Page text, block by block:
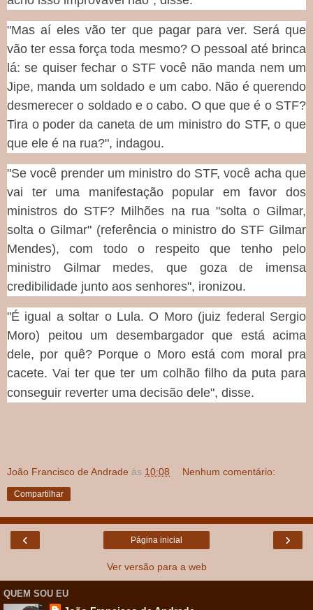
"Mas aí eles vão ter que pagar para ver. Será que
vão ter essa força toda mesmo? O pessoal até brinca
lá: se quiser fechar o STF você não manda nem um
Jipe, manda um soldado e um cabo. Não é querendo
desmerecer o soldado e o cabo. O que que é o STF?
Tira o poder da caneta de um ministro do STF, o que
que ele é na rua?", indagou.
"Se você prender um ministro do STF, você acha que
vai ter uma manifestação popular em favor dos
ministros do STF? Milhões na rua "solta o Gilmar,
solta o Gilmar" (referência o ministro do STF Gilmar
Mendes), com todo o respeito que tenho pelo
ministro Gilmar medes, que goza de imensa
credibilidade junto aos senhores", ironizou.
"É igual a soltar o Lula. O Moro (juiz federal Sergio
Moro) peitou um desembargador que está acima
dele, por quê? Porque o Moro está com moral pra
cacete. Vai ter que ter um colhão filho da puta para
conseguir reverter uma decisão dele", disse.
João Francisco de Andrade às 10:08 Nenhum comentário:
Compartilhar
‹ ›
Página inicial
Ver versão para a web
QUEM SOU EU